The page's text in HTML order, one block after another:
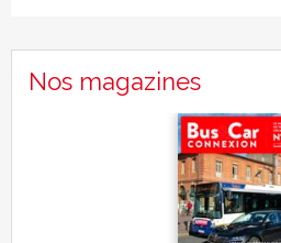
Nos magazines